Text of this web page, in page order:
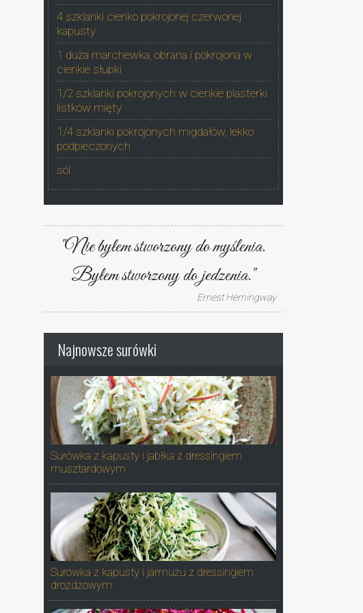
4 szklanki cienko pokrojonej czerwonej
kapusty
1 duża marchewka, obrana i pokrojona w
cienkie słupki
1/2 szklanki pokrojonych w cienkie plasterki
listków mięty
1/4 szklanki pokrojonych migdałów, lekko
podpieczonych
sól
"Nie byłem stworzony do myślenia.
Byłem stworzony do jedzenia."
Ernest Hemingway
Najnowsze surówki
Surówka z kapusty i jabłka z dressingiem
musztardowym
Surówka z kapusty i jarmużu z dressingiem
drożdżowym